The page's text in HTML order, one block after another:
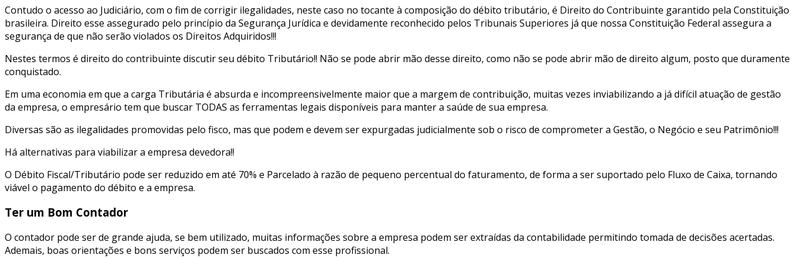
Contudo o acesso ao Judiciário, com o fim de corrigir ilegalidades, neste caso no tocante à composição do débito tributário, é Direito do Contribuinte garantido pela Constituição
brasileira. Direito esse assegurado pelo princípio da Segurança Jurídica e devidamente reconhecido pelos Tribunais Superiores já que nossa Constituição Federal assegura a
segurança de que não serão violados os Direitos Adquiridos!!!
Nestes termos é direito do contribuinte discutir seu débito Tributário!! Não se pode abrir mão desse direito, como não se pode abrir mão de direito algum, posto que duramente
conquistado.
Em uma economia em que a carga Tributária é absurda e incompreensivelmente maior que a margem de contribuição, muitas vezes inviabilizando a já difícil atuação de gestão
da empresa, o empresário tem que buscar TODAS as ferramentas legais disponíveis para manter a saúde de sua empresa.
Diversas são as ilegalidades promovidas pelo fisco, mas que podem e devem ser expurgadas judicialmente sob o risco de comprometer a Gestão, o Negócio e seu Patrimônio!!!
Há alternativas para viabilizar a empresa devedora!!
O Débito Fiscal/Tributário pode ser reduzido em até 70% e Parcelado à razão de pequeno percentual do faturamento, de forma a ser suportado pelo Fluxo de Caixa, tornando
viável o pagamento do débito e a empresa.
Ter um Bom Contador
O contador pode ser de grande ajuda, se bem utilizado, muitas informações sobre a empresa podem ser extraídas da contabilidade permitindo tomada de decisões acertadas.
Ademais, boas orientações e bons serviços podem ser buscados com esse profissional.